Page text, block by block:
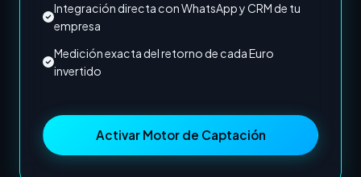
Integración directa con WhatsApp y CRM de tu
empresa
Medición exacta del retorno de cada Euro
invertido
Activar Motor de Captación